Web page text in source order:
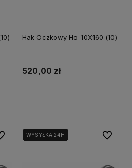
Hak Oczkowy Ho-10X160 (10)
520,00 zł
ulubionychWYSYŁKA 24H
WYSYŁKA 24H
WYSYŁKA 24H Do